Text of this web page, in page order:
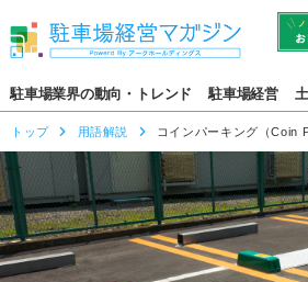
駐車場業界の動向・トレンド 駐車場経営
トップ 用語解説 コインパーキング（Coin